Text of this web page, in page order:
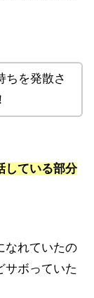
ちを発散さ
している部分
なれていたの
サボっていた